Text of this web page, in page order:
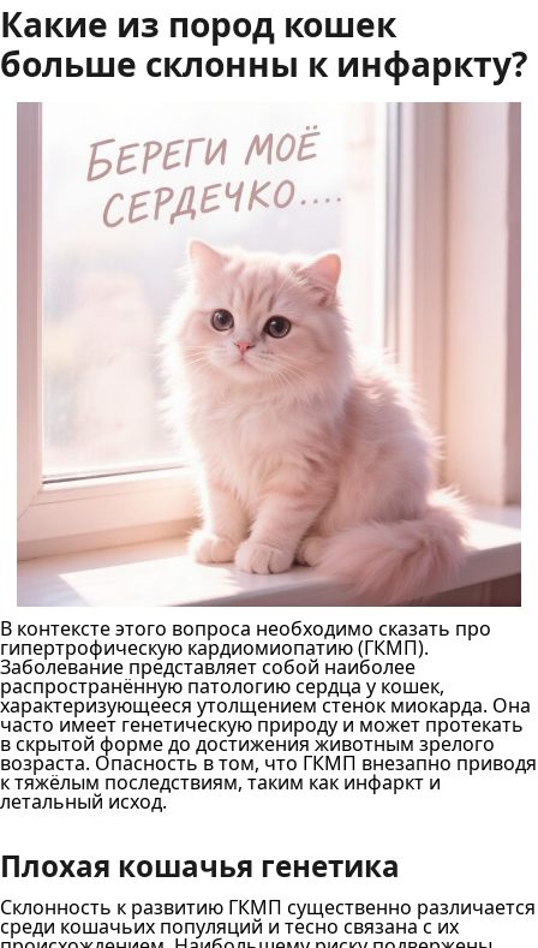
Какие из пород кошек
больше склонны к инфаркту?
В контексте этого вопроса необходимо сказать про
гипертрофическую кардиомиопатию (ГКМП).
Заболевание представляет собой наиболее
распространённую патологию сердца у кошек,
характеризующееся утолщением стенок миокарда. Она
часто имеет генетическую природу и может протекать
в скрытой форме до достижения животным зрелого
возраста. Опасность в том, что ГКМП внезапно приводя
к тяжёлым последствиям, таким как инфаркт и
летальный исход.
Плохая кошачья генетика
Склонность к развитию ГКМП существенно различается
среди кошачьих популяций и тесно связана с их